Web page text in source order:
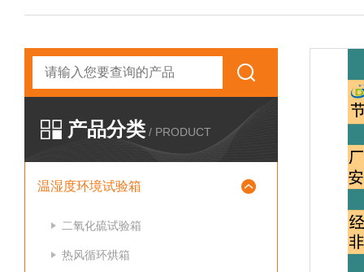
产品分类 / PRODUCT
温湿度环境试验箱
二氧化硫试验箱
热风循环烘箱